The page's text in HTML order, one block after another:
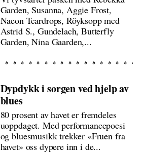
Garden, Susanna, Aggie Frost,
Naeon Teardrops, Röyksopp med
Astrid S., Gundelach, Butterfly
Garden, Nina Gaarden,...
Dypdykk i sorgen ved hjelp av
blues
80 prosent av havet er fremdeles
uoppdaget. Med performancepoesi
og bluesmusikk trekker «Fruen fra
havet» oss dypere inn i de...